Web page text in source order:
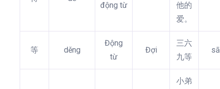
động từ
他的
爱。
等 děng
Động
từ
Đợi
三六
九等
小弟